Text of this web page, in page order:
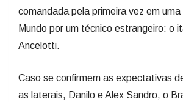
comandada pela primeira vez em
Mundo por um técnico estrangeiro: o
Ancelotti.
Caso se confirmem as expectativas
as laterais, Danilo e Alex Sandro, o